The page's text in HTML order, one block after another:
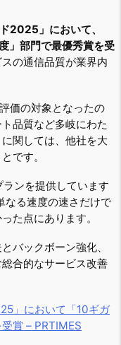
2025」において、
」部門で最優秀賞を受
の通信品質が業界内
価の対象となったの
品質など多岐にわた
関しては、他社を大
です。
ンを提供しています
る速度の速さだけで
た点にあります。
バックボーン強化、
合的なサービス改善
」において「10ギガ
賞 – PRTIMES